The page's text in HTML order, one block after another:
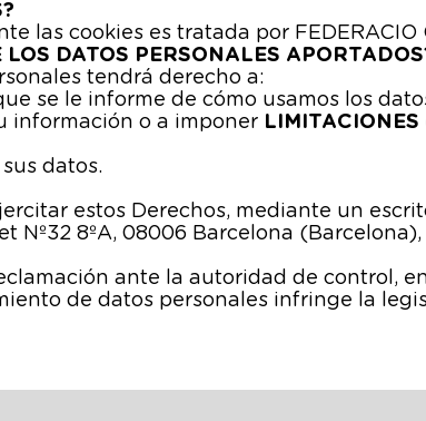
las cookies es tratada por FEDERACIO
LOS DATOS PERSONALES
tendrá derecho a:
se le informe de cómo usamos los
información o a imponer LIMITACIONES
datos.
estos Derechos, mediante un
Nº32 8ºA, 08006 Barcelona
ante la autoridad de control,
de datos personales infringe la